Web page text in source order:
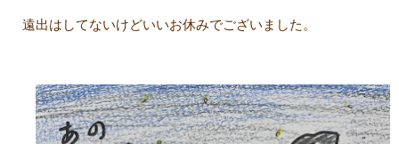
遠出はしてないけどいいお休みでございました。